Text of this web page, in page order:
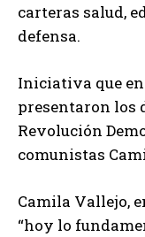
carteras salud,
defensa.
Iniciativa que
presentaron los
Revolución
comunistas
Camila Vallejo,
“hoy lo